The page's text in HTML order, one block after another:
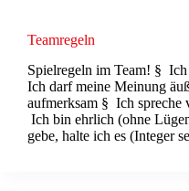
Teamregeln
Spielregeln im Team! § Ich
Ich darf meine Meinung
aufmerksam § Ich spreche
Ich bin ehrlich (ohne
gebe, halte ich es (Integer